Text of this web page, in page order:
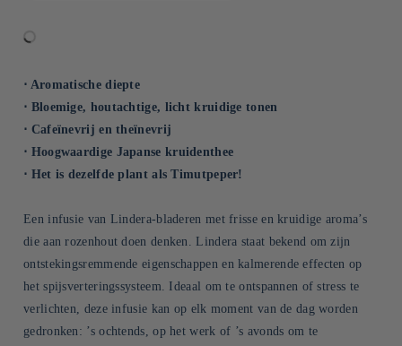
⋅ Aromatische diepte
⋅ Bloemige, houtachtige, licht kruidige tonen
⋅ Cafeïnevrij en theïnevrij
⋅ Hoogwaardige Japanse kruidenthee
⋅ Het is dezelfde plant als Timutpeper!
Een infusie van Lindera-bladeren met frisse en kruidige aroma’s
die aan rozenhout doen denken. Lindera staat bekend om zijn
ontstekingsremmende eigenschappen en kalmerende effecten op
het spijsverteringssysteem. Ideaal om te ontspannen of stress te
verlichten, deze infusie kan op elk moment van de dag worden
gedronken: ’s ochtends, op het werk of ’s avonds om te